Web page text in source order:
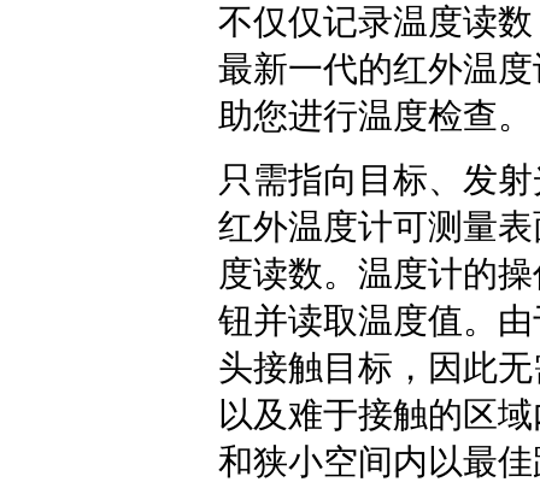
不仅仅记录温度读数
最新一代的红外温
助您进行温度检查。
只需指向目标、发
红外温度计可测量
度读数。温度计的
钮并读取温度值。
头接触目标，因此
以及难于接触的区
和狭小空间内以最